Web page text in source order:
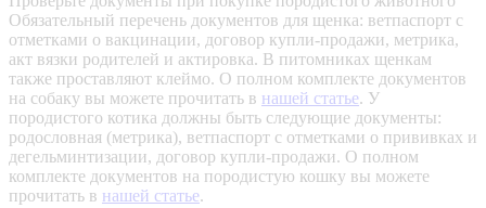
Обязательный перечень документов для щенка: ветпаспорт с
отметками о вакцинации, договор купли-продажи, метрика,
акт вязки родителей и актировка. В питомниках щенкам
также проставляют клеймо. О полном комплекте документов
на собаку вы можете прочитать в нашей статье. У
породистого котика должны быть следующие документы:
родословная (метрика), ветпаспорт с отметками о прививках и
дегельминтизации, договор купли-продажи. О полном
комплекте документов на породистую кошку вы можете
прочитать в нашей статье.